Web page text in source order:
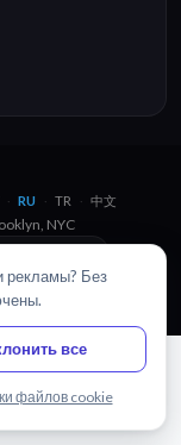
· RU · TR · 中文
NYC
cookie
Написать нам
рекламы? Без
все
файлов cookie